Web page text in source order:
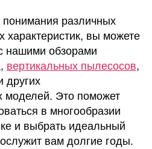
различных
характеристик, вы можете
нашими обзорами
, вертикальных пылесосов,
других
моделей. Это поможет
в многообразии
и выбрать идеальный
вам долгие годы.